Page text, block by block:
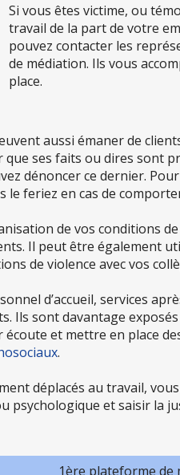
Si vous êtes victime, ou
travail de la part de votre
pouvez contacter les
de médiation. Ils vous
place.
aussi émaner de
ses faits ou dires sont
dénoncer ce dernier.
feriez en cas de
de vos conditions
Il peut être également
de violence avec vos
d’accueil, services
Ils sont davantage
et mettre en place
.
déplacés au travail,
psychologique et saisir la
1ère plateforme de